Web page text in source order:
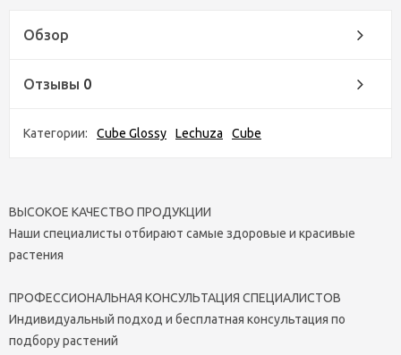
Обзор
Отзывы 0
Категории: Cube Glossy Lechuza Cube
ВЫСОКОЕ КАЧЕСТВО ПРОДУКЦИИ
Наши специалисты отбирают самые здоровые и красивые
растения
ПРОФЕССИОНАЛЬНАЯ КОНСУЛЬТАЦИЯ СПЕЦИАЛИСТОВ
Индивидуальный подход и бесплатная консультация по
подбору растений